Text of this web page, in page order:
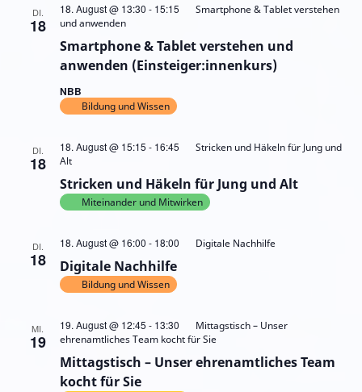
DI.
18
Smartphone & Tablet verstehen und
anwenden (Einsteiger:innenkurs)
18. August @ 13:30 - 15:15
Smartphone & Tablet verstehen
und anwenden
NBB
Bildung und Wissen
DI.
18
Stricken und Häkeln für Jung und Alt
18. August @ 15:15 - 16:45
Stricken und Häkeln für Jung und
Alt
Miteinander und Mitwirken
DI.
18 Digitale Nachhilfe
18. August @ 16:00 - 18:00 Digitale Nachhilfe
Bildung und Wissen
MI.
19
Mittagstisch – Unser ehrenamtliches Team
kocht für Sie
19. August @ 12:45 - 13:30
Mittagstisch – Unser
ehrenamtliches Team kocht für Sie